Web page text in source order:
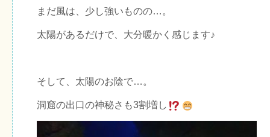
まだ風は、少し強いものの…。
太陽があるだけで、大分暖かく感じます♪
そして、太陽のお陰で…。
洞窟の出口の神秘さも3割増し